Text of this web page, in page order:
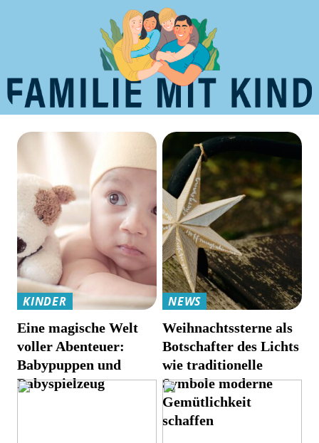
KINDER
Eine magische Welt
voller Abenteuer:
Babypuppen und
Babyspielzeug
NEWS
Weihnachtssterne als
Botschafter des Lichts
wie traditionelle
Symbole moderne
Gemütlichkeit
schaffen